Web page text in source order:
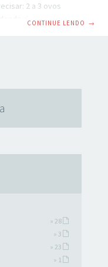
2 a 3 ovos
do tamanho)
CONTINUE LENDO →
» 28
» 3
» 23
» 1